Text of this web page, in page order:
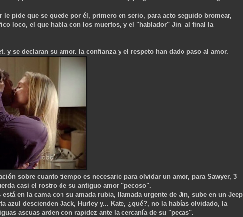
le pide que se quede por él, primero en serio, para acto seguido bromear,
loco, el que habla con los muertos, y el "hablador" Jin, al final la
y se declaran su amor, la confianza y el respeto han dado paso al amor.
sobre cuanto tiempo es necesario para olvidar un amor, para Sawyer, 3
casi el rostro de su antiguo amor "pecoso".
en la cama con su amada rubia, llamada urgente de Jin, sube en un Jeep
azul descienden Jack, Hurley y... Kate, ¿qué?, no la habías olvidado, la
ascuas arden con rapidez ante la cercanía de su "pecas".